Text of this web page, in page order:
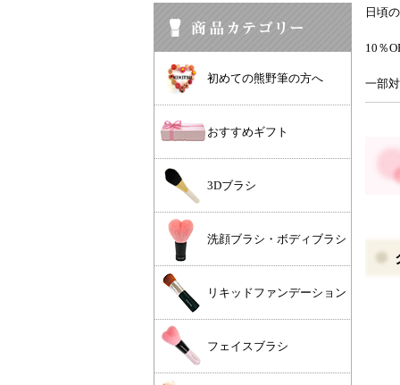
初めての熊野筆の方へ
おすすめギフト
3Dブラシ
洗顔ブラシ・ボディブラシ
リキッドファンデーション
フェイスブラシ
日頃
10％
一部